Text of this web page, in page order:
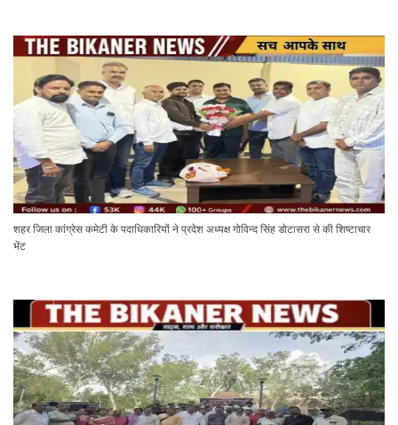
शहर जिला कांग्रेस कमेटी के पदाधिकारियों ने प्रदेश अध्यक्ष गोविन्द सिंह डोटासरा से की शिष्टाचार
भेंट